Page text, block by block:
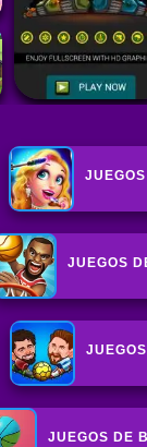
JUEGOS
JUEGOS DE